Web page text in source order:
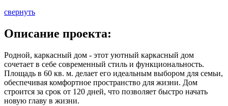
свернуть
Описание проекта:
Родной, каркасный дом - этот уютный каркасный дом
сочетает в себе современный стиль и функциональность.
Площадь в 60 кв. м. делает его идеальным выбором для семьи,
обеспечивая комфортное пространство для жизни. Дом
строится за срок от 120 дней, что позволяет быстро начать
новую главу в жизни.